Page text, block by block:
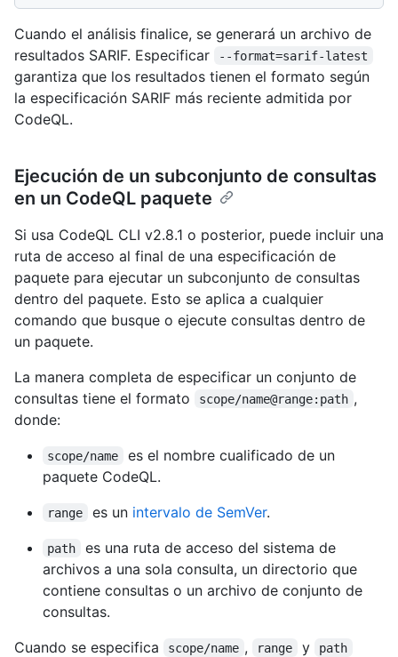
Cuando el análisis finalice, se generará un archivo de
resultados SARIF. Especificar
--format=sarif-latest
garantiza que los resultados tienen el formato según
la especificación SARIF más reciente admitida por
CodeQL.
Ejecución de un subconjunto de consultas
en un CodeQL paquete
Si usa CodeQL CLI v2.8.1 o posterior, puede incluir una
ruta de acceso al final de una especificación de
paquete para ejecutar un subconjunto de consultas
dentro del paquete. Esto se aplica a cualquier
comando que busque o ejecute consultas dentro de
un paquete.
La manera completa de especificar un conjunto de
consultas tiene el formato
scope/name@range:path ,
donde:
scope/name
es el nombre cualificado de un
paquete CodeQL.
range es un intervalo de SemVer.
path
es una ruta de acceso del sistema de
archivos a una sola consulta, un directorio que
contiene consultas o un archivo de conjunto de
consultas.
Cuando se especifica
scope/name , range y path